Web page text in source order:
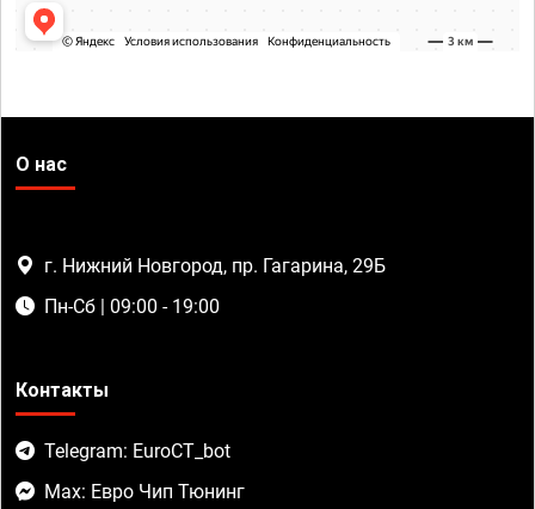
О нас
г. Нижний Новгород, пр. Гагарина, 29Б
Пн-Сб | 09:00 - 19:00
Контакты
Telegram: EuroCT_bot
Max: Евро Чип Тюнинг